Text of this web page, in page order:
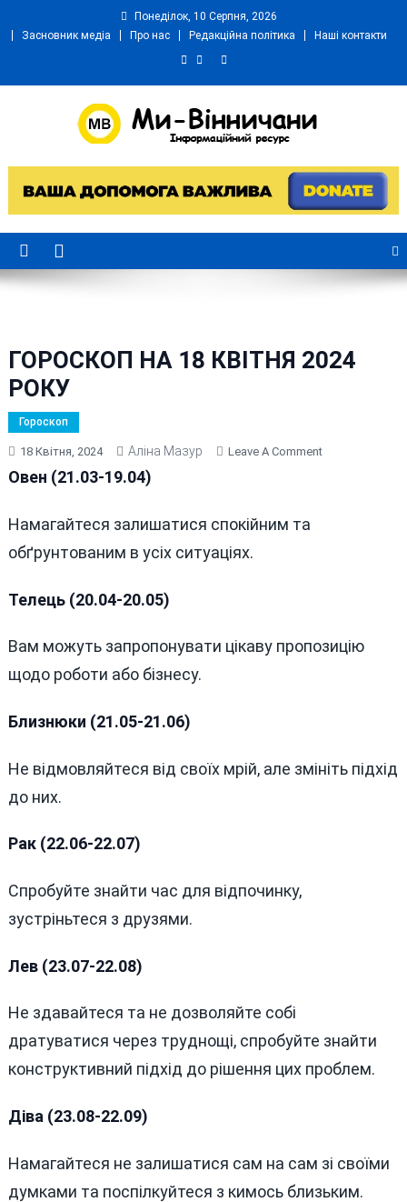
Понеділок, 10 Серпня, 2026
Засновник медіа
Про нас Редакційна політика Наші контакти
Ми Вінничани
ГОРОСКОП НА 18 КВІТНЯ 2024
РОКУ
Гороскоп
18 Квітня, 2024 Аліна Мазур Leave A CommentOn
Овен (21.03-19.04)
Намагайтеся залишатися спокійним та
обґрунтованим в усіх ситуаціях.
Телець (20.04-20.05)
Вам можуть запропонувати цікаву пропозицію
щодо роботи або бізнесу.
Близнюки (21.05-21.06)
Не відмовляйтеся від своїх мрій, але змініть підхід
до них.
Рак (22.06-22.07)
Спробуйте знайти час для відпочинку,
зустріньтеся з друзями.
Лев (23.07-22.08)
Не здавайтеся та не дозволяйте собі
дратуватися через труднощі, спробуйте знайти
конструктивний підхід до рішення цих проблем.
Діва (23.08-22.09)
Намагайтеся не залишатися сам на сам зі своїми
думками та поспілкуйтеся з кимось близьким.